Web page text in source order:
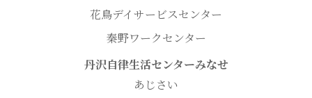
花鳥デイサービスセンター
秦野ワークセンター
丹沢自律生活センターみなせ
あじさい